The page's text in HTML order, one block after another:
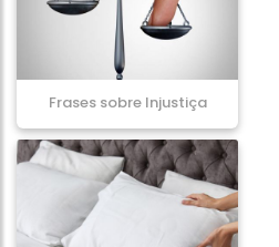
Frases sobre Injustiça